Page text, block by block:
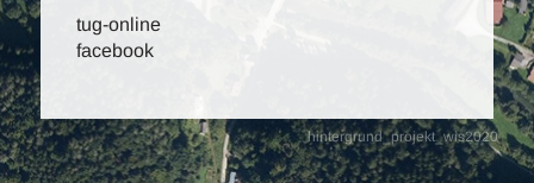
hintergrund_projekt_wis2020
tug-online
facebook